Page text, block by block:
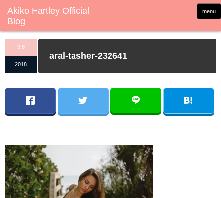
menu
9.8
2018
aral-tasher-232641